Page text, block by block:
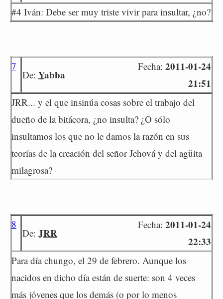
#4 Iván: Debe ser muy triste vivir para insultar, ¿no?
7
De: Yabba
Fecha: 2011-01-24
21:51
JRR... y el que insinúa cosas sobre el trabajo del
dueño de la bitácora, ¿no insulta? ¿O sólo
insultamos los que no le damos la razón en sus
teorías de la creación del señor Jehová y del agüita
milagrosa?
8
De: JRR
Fecha: 2011-01-24
22:33
Para día chungo, el 29 de febrero. Aunque los
nacidos en dicho día están de suerte: son 4 veces
más jóvenes que los demás (o por lo menos